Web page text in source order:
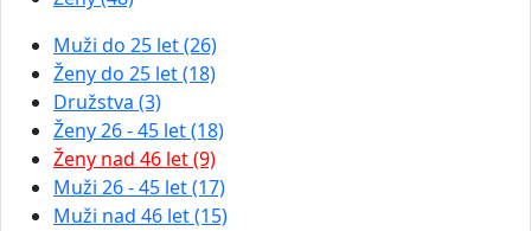
Muži do 25 let (26)
Ženy do 25 let (18)
Družstva (3)
Ženy 26 - 45 let (18)
Ženy nad 46 let (9)
Muži 26 - 45 let (17)
Muži nad 46 let (15)